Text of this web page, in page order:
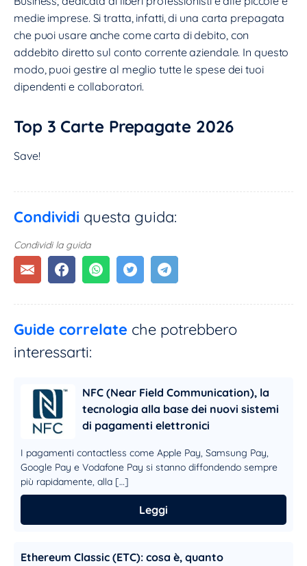
medie imprese. Si tratta, infatti, di una carta prepagata
che puoi usare anche come carta di debito, con
addebito diretto sul conto corrente aziendale. In questo
modo, puoi gestire al meglio tutte le spese dei tuoi
dipendenti e collaboratori.
Top 3 Carte Prepagate 2026
Save!
Condividi questa guida:
Condividi la guida
Guide correlate che potrebbero
interessarti:
NFC (Near Field Communication), la
tecnologia alla base dei nuovi sistemi
di pagamenti elettronici
I pagamenti contactless come Apple Pay, Samsung Pay,
Google Pay e Vodafone Pay si stanno diffondendo sempre
più rapidamente, alla […]
Leggi
Ethereum Classic (ETC): cosa è, quanto